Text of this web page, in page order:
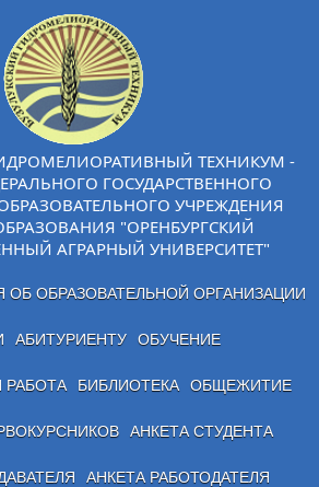
ТЕХНИКУМ -
ГОСУДАРСТВЕННОГО
УЧРЕЖДЕНИЯ
"ОРЕНБУРГСКИЙ
АГРАРНЫЙ УНИВЕРСИТЕТ"
ОБ ОБРАЗОВАТЕЛЬНОЙ ОРГАНИЗАЦИИ
АБИТУРИЕНТУ ОБУЧЕНИЕ
РАБОТА БИБЛИОТЕКА ОБЩЕЖИТИЕ
АНКЕТА СТУДЕНТА
АНКЕТА РАБОТОДАТЕЛЯ